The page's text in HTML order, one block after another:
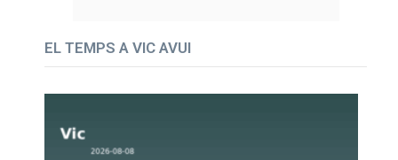
EL TEMPS A VIC AVUI